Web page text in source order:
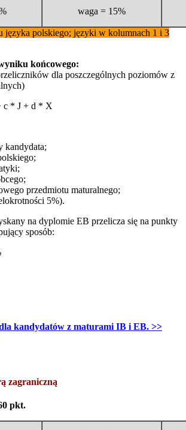
waga = 15%
języka polskiego; języki w kolumnach 1 i 3
końcowego:
dla poszczególnych poziomów z
c * J + d * X
kandydata;
przedmiotu maturalnego;
5%).
na dyplomie EB przelicza się na punkty
sposób:
kandydatów z maturami IB i EB. >>
zagraniczną
pkt.